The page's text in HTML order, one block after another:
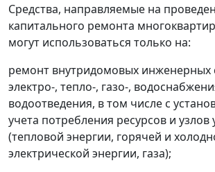
Средства, направляемые на
капитального ремонта
могут использоваться только на:
ремонт внутридомовых инженерных
электро-, тепло-, газо-,
водоотведения, в том числе с
учета потребления ресурсов и узлов
(тепловой энергии, горячей и
электрической энергии, газа);